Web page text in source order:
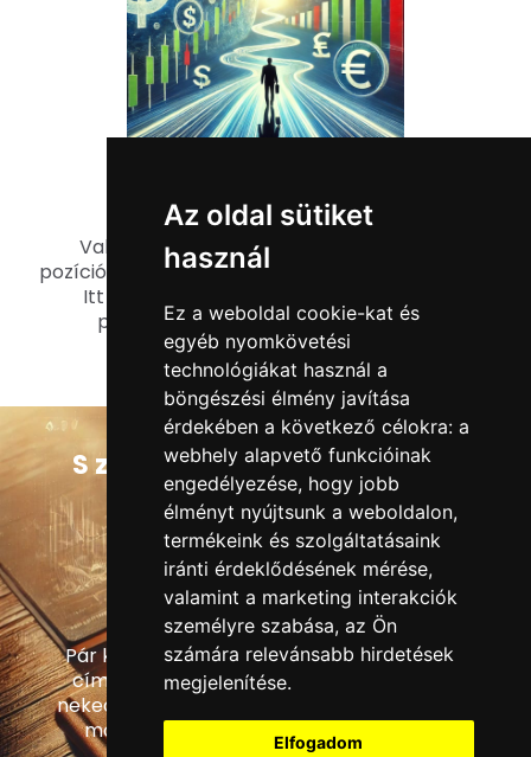
Az oldal sütiket
használ
Ez a weboldal cookie-kat és
egyéb nyomkövetési
technológiákat használ a
böngészési élmény javítása
érdekében a következő célokra: a
webhely alapvető funkcióinak
engedélyezése, hogy jobb
élményt nyújtsunk a weboldalon,
termékeink és szolgáltatásaink
iránti érdeklődésének mérése,
valamint a marketing interakciók
személyre szabása, az Ön
számára relevánsabb hirdetések
megjelenítése.
Elfogadom
Futó pozíciók
Valós időben követheted az aktuális futó
pozícióimat: Nincs szépítés, csak a nyers valóság.
Itt láthatod mind a nyerő, mind a vesztő
pozícióimat, őszintén és átláthatóan.
Olvass tovább
Szeretnél értesülni a
legfrissebb
bejegyzésekről-
legújabb
tanfolyamokról?
Pár kattintással add meg a neved és e-mail
címed és mi heti rendszerességgel küldjük
neked a legújabb bejegyzéseket, amivel előre
mozdíthatod a kereskedési karrieredet.